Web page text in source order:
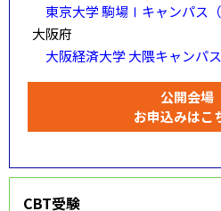
東京大学 駒場Ⅰキャンパス（
大阪府
大阪経済大学 大隈キャンパ
公開会場
お申込みはこ
CBT受験